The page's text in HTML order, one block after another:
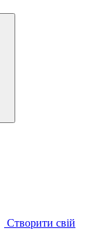
Створити свій